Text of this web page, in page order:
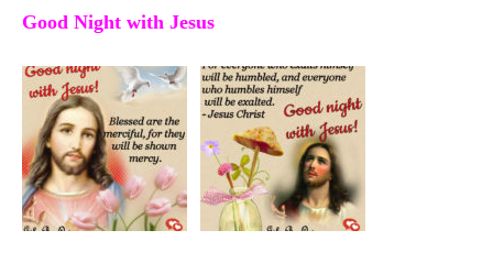
Good Night with Jesus